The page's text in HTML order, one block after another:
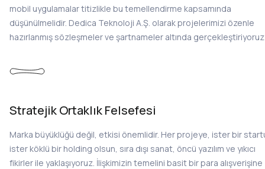
mobil uygulamalar titizlikle bu temellendirme kapsamında
düşünülmelidir. Dedica Teknoloji A.Ş. olarak projelerimizi özenle
hazırlanmış sözleşmeler ve şartnameler altında
Stratejik Ortaklık Felsefesi
Marka büyüklüğü değil, etkisi önemlidir. Her projeye, ister bir
ister köklü bir holding olsun, sıra dışı sanat, öncü yazılım ve yıkıcı
fikirler ile yaklaşıyoruz. İlişkimizin temelini basit bir para alışverişine